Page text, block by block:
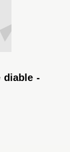
diable -